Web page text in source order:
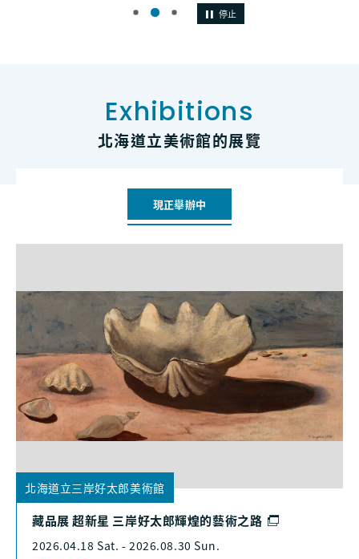
停止
Exhibitions
北海道立美術館的展覽
現正舉辦中
北海道立三岸好太郎美術館
藏品展 超新星 三岸好太郎輝煌的藝術之路
2026.04.18 Sat. - 2026.08.30 Sun.